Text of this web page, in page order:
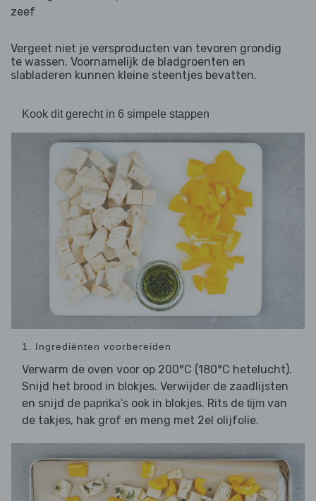
zeef
Vergeet niet je versproducten van tevoren grondig
te wassen. Voornamelijk de bladgroenten en
slabladeren kunnen kleine steentjes bevatten.
Kook dit gerecht in 6 simpele stappen
1. Ingrediënten voorbereiden
Verwarm de oven voor op 200°C (180°C hetelucht).
Snijd het brood in blokjes. Verwijder de zaadlijsten
en snijd de paprika's ook in blokjes. Rits de tijm van
de takjes, hak grof en meng met 2el olijfolie.